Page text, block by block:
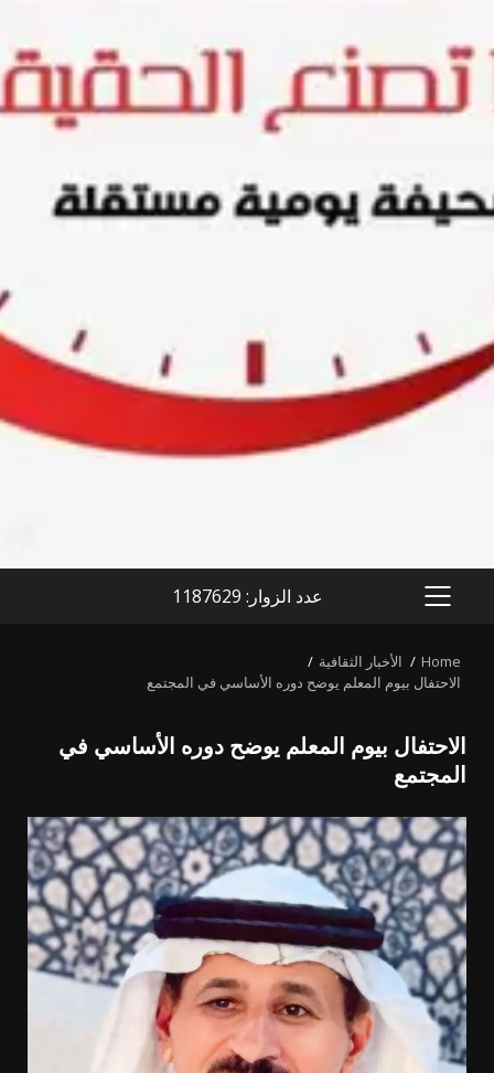
PRIMARY
عدد الزوار: 1187629
Home
الأخبار الثقافية
الاحتفال بيوم المعلم يوضح دوره الأساسي في المجتمع
الاحتفال بيوم المعلم يوضح دوره الأساسي في
المجتمع